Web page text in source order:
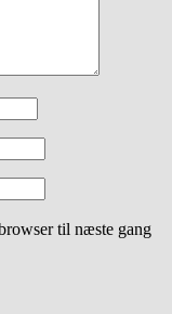
til næste gang